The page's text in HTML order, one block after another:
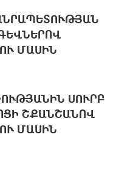
ՄԱՍԻՆ
ՍՈՒՐԲ
ՇՔԱՆՇԱՆՈՎ
ՄԱՍԻՆ